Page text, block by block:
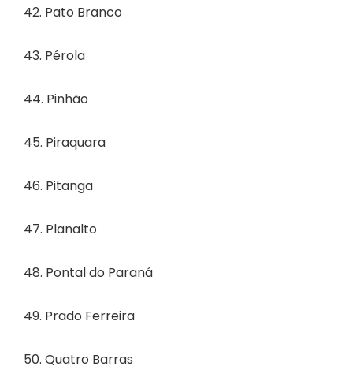
42. Pato Branco
43. Pérola
44. Pinhão
45. Piraquara
46. Pitanga
47. Planalto
48. Pontal do Paraná
49. Prado Ferreira
50. Quatro Barras